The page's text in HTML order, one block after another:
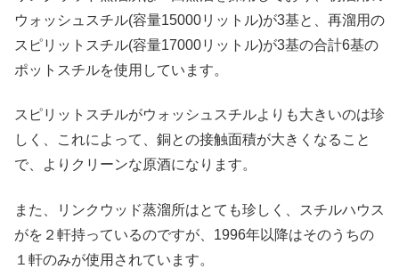
ウォッシュスチル(容量15000リットル)が3基と、再溜用の
スピリットスチル(容量17000リットル)が3基の合計6基の
ポットスチルを使用しています。
スピリットスチルがウォッシュスチルよりも大きいのは珍
しく、これによって、銅との接触面積が大きくなること
で、よりクリーンな原酒になります。
また、リンクウッド蒸溜所はとても珍しく、スチルハウス
がを２軒持っているのですが、1996年以降はそのうちの
１軒のみが使用されています。